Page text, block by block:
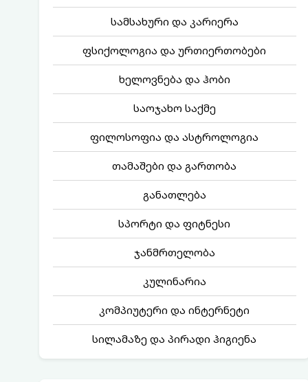
სამსახური და კარიერა
ფსიქოლოგია და ურთიერთობები
ხელოვნება და ჰობი
საოჯახო საქმე
ფილოსოფია და ასტროლოგია
თამაშები და გართობა
განათლება
სპორტი და ფიტნესი
ჯანმრთელობა
კულინარია
კომპიუტერი და ინტერნეტი
სილამაზე და პირადი ჰიგიენა